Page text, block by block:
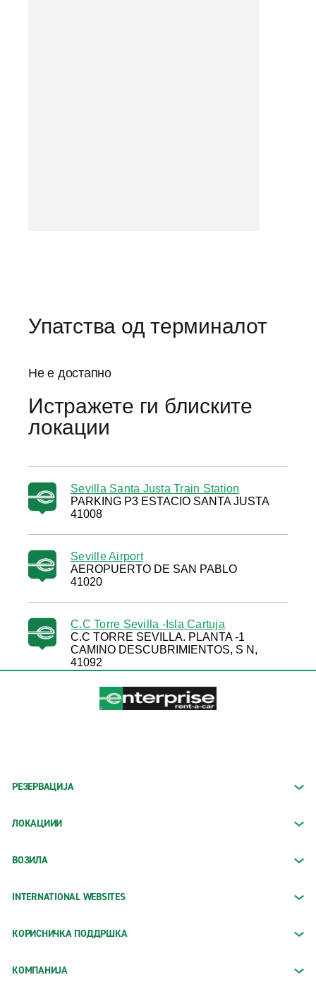
Упатства од терминалот
Не е достапно
Истражете ги блиските
локации
Sevilla Santa Justa Train Station
PARKING P3 ESTACIO SANTA JUSTA
41008
Seville Airport
AEROPUERTO DE SAN PABLO
41020
C.C Torre Sevilla -Isla Cartuja
C.C TORRE SEVILLA. PLANTA -1
CAMINO DESCUBRIMIENTOS, S N,
41092
РЕЗЕРВАЦИЈА
ЛОКАЦИИИ
ВОЗИЛА
INTERNATIONAL WEBSITES
КОРИСНИЧКА ПОДДРШКА
КОМПАНИЈА